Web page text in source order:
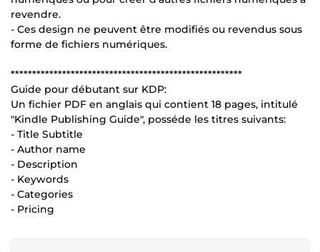
revendre.
- Ces design ne peuvent être modifiés ou revendus sous
forme de fichiers numériques.
******************************************************
Guide pour débutant sur KDP:
Un fichier PDF en anglais qui contient 18 pages, intitulé
"Kindle Publishing Guide", posséde les titres suivants:
- Title Subtitle
- Author name
- Description
- Keywords
- Categories
- Pricing